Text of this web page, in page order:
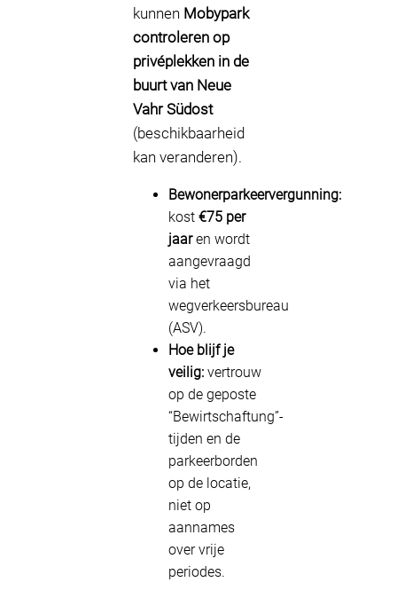
kunnen Mobypark
controleren op
privéplekken in de
buurt van Neue
Vahr Südost
(beschikbaarheid
kan veranderen).
Bewonerparkeervergunning:
kost €75 per
jaaren wordt
aangevraagd
via het
wegverkeersbureau
(ASV).
Hoe blijf je
veilig: vertrouw
op de geposte
“Bewirtschaftung”-
tijden en de
parkeerborden
op de locatie,
niet op
aannames
over vrije
periodes.